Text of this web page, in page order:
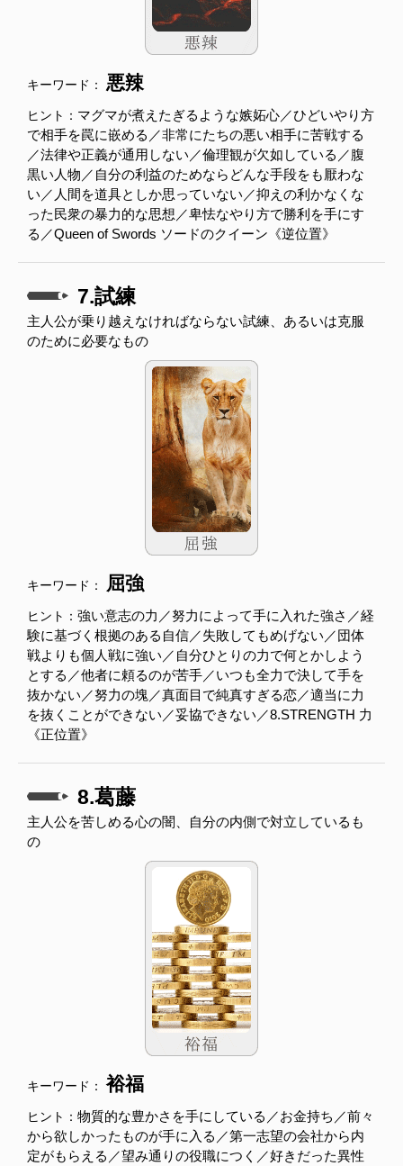
キーワード： 悪辣
ヒント： マグマが煮えたぎるような嫉妬心／ひどいやり方
で相手を罠に嵌める／非常にたちの悪い相手に苦戦する
／法律や正義が通用しない／倫理観が欠如している／腹
黒い人物／自分の利益のためならどんな手段をも厭わな
い／人間を道具としか思っていない／抑えの利かなくな
った民衆の暴力的な思想／卑怯なやり方で勝利を手にす
る／Queen of Swords ソードのクイーン《逆位置》
7.試練
主人公が乗り越えなければならない試練、あるいは克服
のために必要なもの
キーワード： 屈強
ヒント： 強い意志の力／努力によって手に入れた強さ／経
験に基づく根拠のある自信／失敗してもめげない／団体
戦よりも個人戦に強い／自分ひとりの力で何とかしよう
とする／他者に頼るのが苦手／いつも全力で決して手を
抜かない／努力の塊／真面目で純真すぎる恋／適当に力
を抜くことができない／妥協できない／8.STRENGTH 力
《正位置》
8.葛藤
主人公を苦しめる心の闇、自分の内側で対立しているも
の
キーワード：裕福
ヒント： 物質的な豊かさを手にしている／お金持ち／前々
から欲しかったものが手に入る／第一志望の会社から内
定がもらえる／望み通りの役職につく／好きだった異性